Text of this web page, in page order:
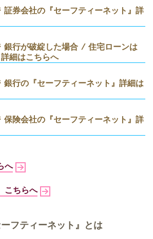
証券会社の『セーフティーネット』詳
銀行が破綻した場合 / 住宅ローンは
細はこちらへ
銀行の『セーフティーネット』詳細は
保険会社の『セーフティーネット』詳
へ
こちらへ
フティーネット』とは